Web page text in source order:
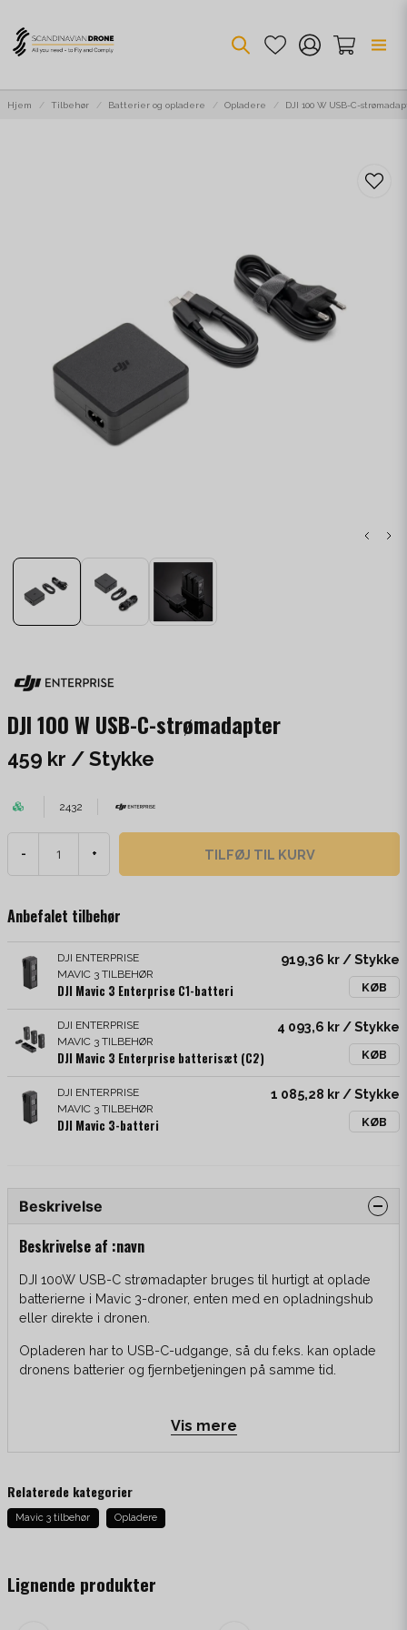
Hjem Tilbehør Batterier og opladere Opladere DJI 100 W USB-C-
DJI 100 W USB-C-strømadapter
459 kr / Stykke
2432
- + TILFØJ TIL KURV
Anbefalet tilbehør
DJI ENTERPRISE
MAVIC 3 TILBEHØR
DJI Mavic 3 Enterprise C1-batteri
919,36 kr / Stykke
KØB
DJI ENTERPRISE
MAVIC 3 TILBEHØR
DJI Mavic 3 Enterprise batterisæt (C2)
4 093,6 kr / Stykke
KØB
DJI ENTERPRISE
MAVIC 3 TILBEHØR
DJI Mavic 3-batteri
1 085,28 kr / Stykke
KØB
Lignende produkter
Beskrivelse
Beskrivelse af :navn
DJI 100W USB-C strømadapter bruges til hurtigt at oplade
batterierne i Mavic 3-droner, enten med en opladningshub
eller direkte i dronen.
Opladeren har to USB-C-udgange, så du f.eks. kan oplade
dronens batterier og fjernbetjeningen på samme tid.
1x USB-C-kabel
1x 220V strømkabel
Vis mere
Relaterede kategorier
Mavic 3 tilbehør Opladere